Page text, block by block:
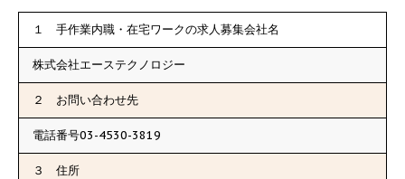
１ 手作業内職・在宅ワークの求人募集会社名
株式会社エーステクノロジー
２ お問い合わせ先
電話番号03-4530-3819
３ 住所